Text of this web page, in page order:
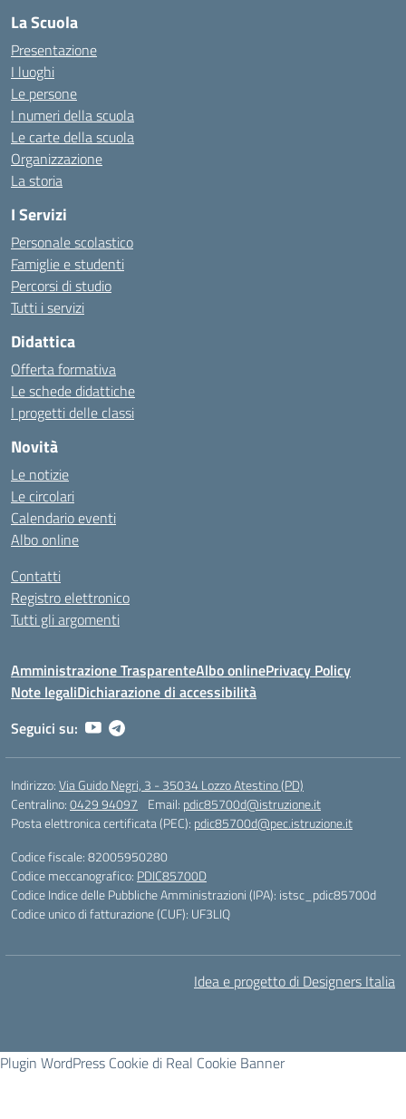
La Scuola
Presentazione
I luoghi
Le persone
I numeri della scuola
Le carte della scuola
Organizzazione
La storia
I Servizi
Personale scolastico
Famiglie e studenti
Percorsi di studio
Tutti i servizi
Didattica
Offerta formativa
Le schede didattiche
I progetti delle classi
Novità
Le notizie
Le circolari
Calendario eventi
Albo online
Contatti
Registro elettronico
Tutti gli argomenti
Amministrazione TrasparenteAlbo onlinePrivacy Policy
Note legaliDichiarazione di accessibilità
Seguici su:
Indirizzo:Via Guido Negri, 3 - 35034 Lozzo Atestino (PD)
Centralino:0429 94097 Email: pdic85700d@istruzione.it
Posta elettronica certificata (PEC): pdic85700d@pec.istruzione.it
Codice fiscale: 82005950280
Codice meccanografico: PDIC85700D
Codice Indice delle Pubbliche Amministrazioni (IPA): istsc_pdic85700d
Codice unico di fatturazione (CUF): UF3LIQ
Idea e progetto di Designers Italia
Plugin WordPress Cookie di Real Cookie Banner